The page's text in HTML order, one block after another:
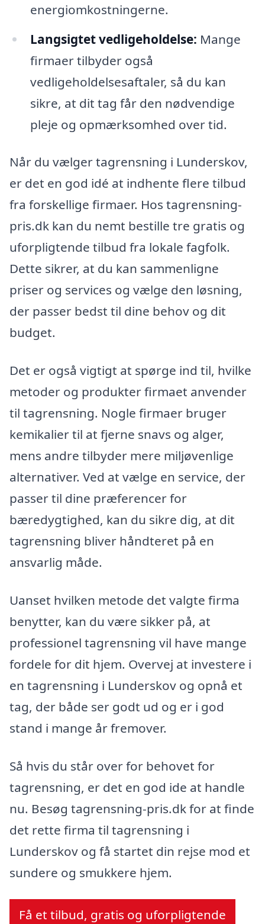
energiomkostningerne.
Langsigtet vedligeholdelse: Mange
firmaer tilbyder også
vedligeholdelsesaftaler, så du kan
sikre, at dit tag får den nødvendige
pleje og opmærksomhed over tid.
Når du vælger tagrensning i Lunderskov,
er det en god idé at indhente flere tilbud
fra forskellige firmaer. Hos tagrensning-
pris.dk kan du nemt bestille tre gratis og
uforpligtende tilbud fra lokale fagfolk.
Dette sikrer, at du kan sammenligne
priser og services og vælge den løsning,
der passer bedst til dine behov og dit
budget.
Det er også vigtigt at spørge ind til, hvilke
metoder og produkter firmaet anvender
til tagrensning. Nogle firmaer bruger
kemikalier til at fjerne snavs og alger,
mens andre tilbyder mere miljøvenlige
alternativer. Ved at vælge en service, der
passer til dine præferencer for
bæredygtighed, kan du sikre dig, at dit
tagrensning bliver håndteret på en
ansvarlig måde.
Uanset hvilken metode det valgte firma
benytter, kan du være sikker på, at
professionel tagrensning vil have mange
fordele for dit hjem. Overvej at investere i
en tagrensning i Lunderskov og opnå et
tag, der både ser godt ud og er i god
stand i mange år fremover.
Så hvis du står over for behovet for
tagrensning, er det en god ide at handle
nu. Besøg tagrensning-pris.dk for at finde
det rette firma til tagrensning i
Lunderskov og få startet din rejse mod et
sundere og smukkere hjem.
Få et tilbud, gratis og uforpligtende